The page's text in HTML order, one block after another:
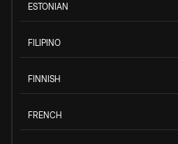
ESTONIAN
FILIPINO
FINNISH
FRENCH